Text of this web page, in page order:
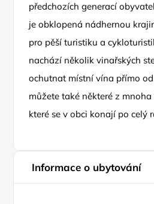
předchozích generací
je obklopená nádhernou
pro pěší turistiku a
nachází několik vinařských
ochutnat místní vína přímo
můžete také některé z
které se v obci konají po celý
Informace o ubytování